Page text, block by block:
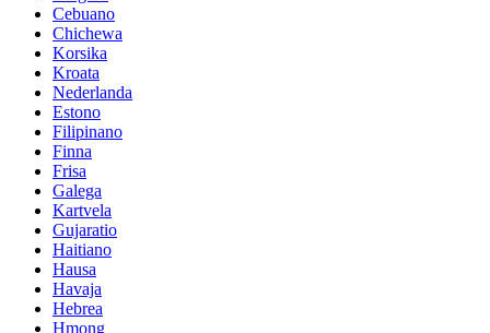
Cebuano
Chichewa
Korsika
Kroata
Nederlanda
Estono
Filipinano
Finna
Frisa
Galega
Kartvela
Gujaratio
Haitiano
Hausa
Havaja
Hebrea
Hmong